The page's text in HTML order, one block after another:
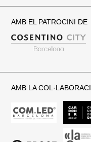
AMB EL PATROCINI DE
AMB LA